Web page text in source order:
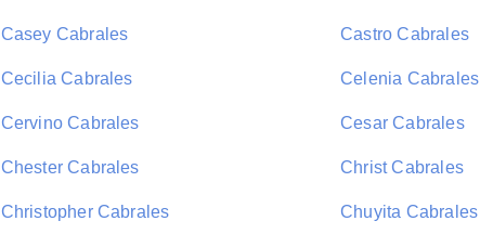
Casey Cabrales Castro Cabrales
Cecilia Cabrales Celenia Cabrales
Cervino Cabrales Cesar Cabrales
Chester Cabrales Christ Cabrales
Christopher Cabrales Chuyita Cabrales